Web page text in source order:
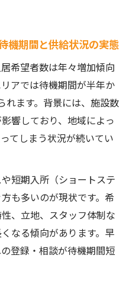
機期間と供給状況の実態
希望者数は年々増加傾向
アでは待機期間が半年か
れます。背景には、施設数
響しており、地域によっ
てしまう状況が続いてい
短期入所（ショートステ
も多いのが現状です。希
、立地、スタッフ体制な
なる傾向があります。早
登録・相談が待機期間短